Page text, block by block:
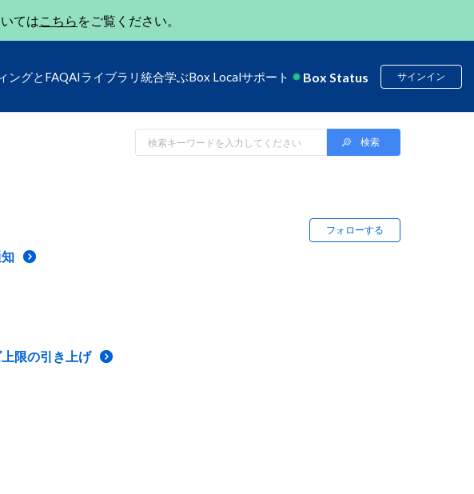
てはこちら をご覧ください。
ングとFAQAIライブラリ 統合学ぶBox Localサポート Box Status サインイン
フォローする
限の引き上げ